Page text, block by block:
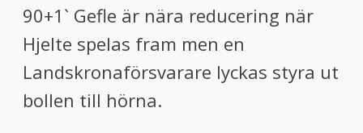
90+1` Gefle är nära reducering när
Hjelte spelas fram men en
Landskronaförsvarare lyckas styra ut
bollen till hörna.